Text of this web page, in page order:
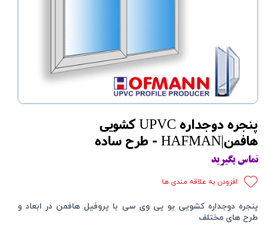
پنجره دوجداره UPVC کشویی
هافمن|HAFMAN - طرح ساده
تماس بگیرید
پنجره دوجدارهکشویی یو پی وی سی با پروفیل هافمن در ابعاد و
طرح های مختلف
افزودن به علاقه مندی ها